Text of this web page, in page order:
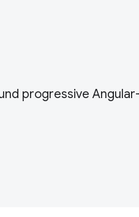
progressive Angular-